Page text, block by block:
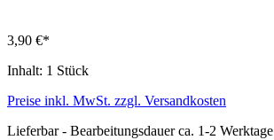
3,90 €*
Inhalt: 1 Stück
Preise inkl. MwSt. zzgl. Versandkosten
Lieferbar - Bearbeitungsdauer ca. 1-2 Werktage